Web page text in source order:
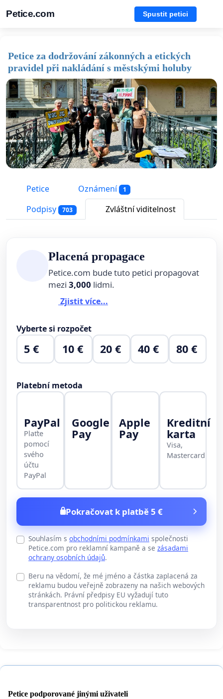
Petice.com Spustit petici
Petice za dodržování zákonných a etických
pravidel při nakládání s městskými holuby
Petice Oznámení 1
Podpisy 703 Zvláštní viditelnost
Placená propagace
Petice.com bude tuto petici propagovat
mezi 3,000 lidmi.
Zjistit více...
Vyberte si rozpočet
5 € 10 € 20 € 40 € 80 €
Platební metoda
PayPal
Plaťte
pomocí
svého
účtu
PayPal
Google
Pay
Apple
Pay
Kreditní
karta
Visa,
Mastercard
Pokračovat k platbě 5 €
Souhlasím s obchodními podmínkami společnosti
Petice.com pro reklamní kampaně a se zásadami
ochrany osobních údajů.
Beru na vědomí, že mé jméno a částka zaplacená za
reklamu budou veřejně zobrazeny na našich webových
stránkách. Právní předpisy EU vyžadují tuto
transparentnost pro politickou reklamu.
Petice podporované jinými uživateli